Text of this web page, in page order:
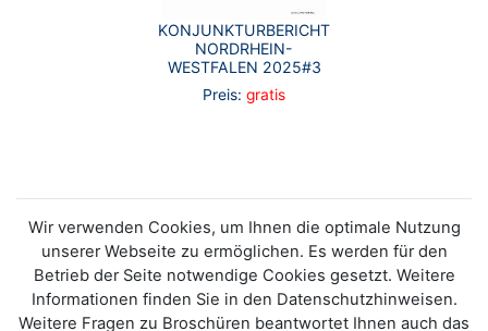
KONJUNKTURBERICHT
NORDRHEIN-
WESTFALEN 2025#3
Preis: gratis
Wir verwenden Cookies, um Ihnen die optimale Nutzung
unserer Webseite zu ermöglichen. Es werden für den
Betrieb der Seite notwendige Cookies gesetzt. Weitere
Informationen finden Sie in den Datenschutzhinweisen.
Weitere Fragen zu Broschüren beantwortet Ihnen auch das